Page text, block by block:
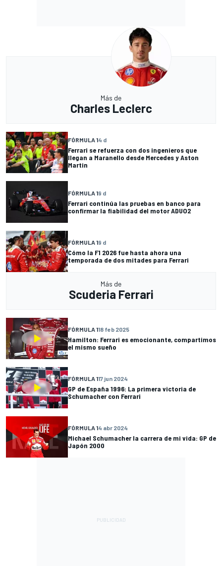
Más de
Charles Leclerc
FÓRMULA 14 d
Ferrari se refuerza con dos ingenieros que
llegan a Maranello desde Mercedes y Aston
Martin
FÓRMULA 19 d
Ferrari continúa las pruebas en banco para
confirmar la fiabilidad del motor ADUO2
FÓRMULA 19 d
Cómo la F1 2026 fue hasta ahora una
temporada de dos mitades para Ferrari
Más de
Scuderia Ferrari
FÓRMULA 118 feb 2025
Hamilton: Ferrari es emocionante, compartimos
el mismo sueño
FÓRMULA 117 jun 2024
GP de España 1996: La primera victoria de
Schumacher con Ferrari
FÓRMULA 14 abr 2024
Michael Schumacher la carrera de mi vida: GP de
Japón 2000